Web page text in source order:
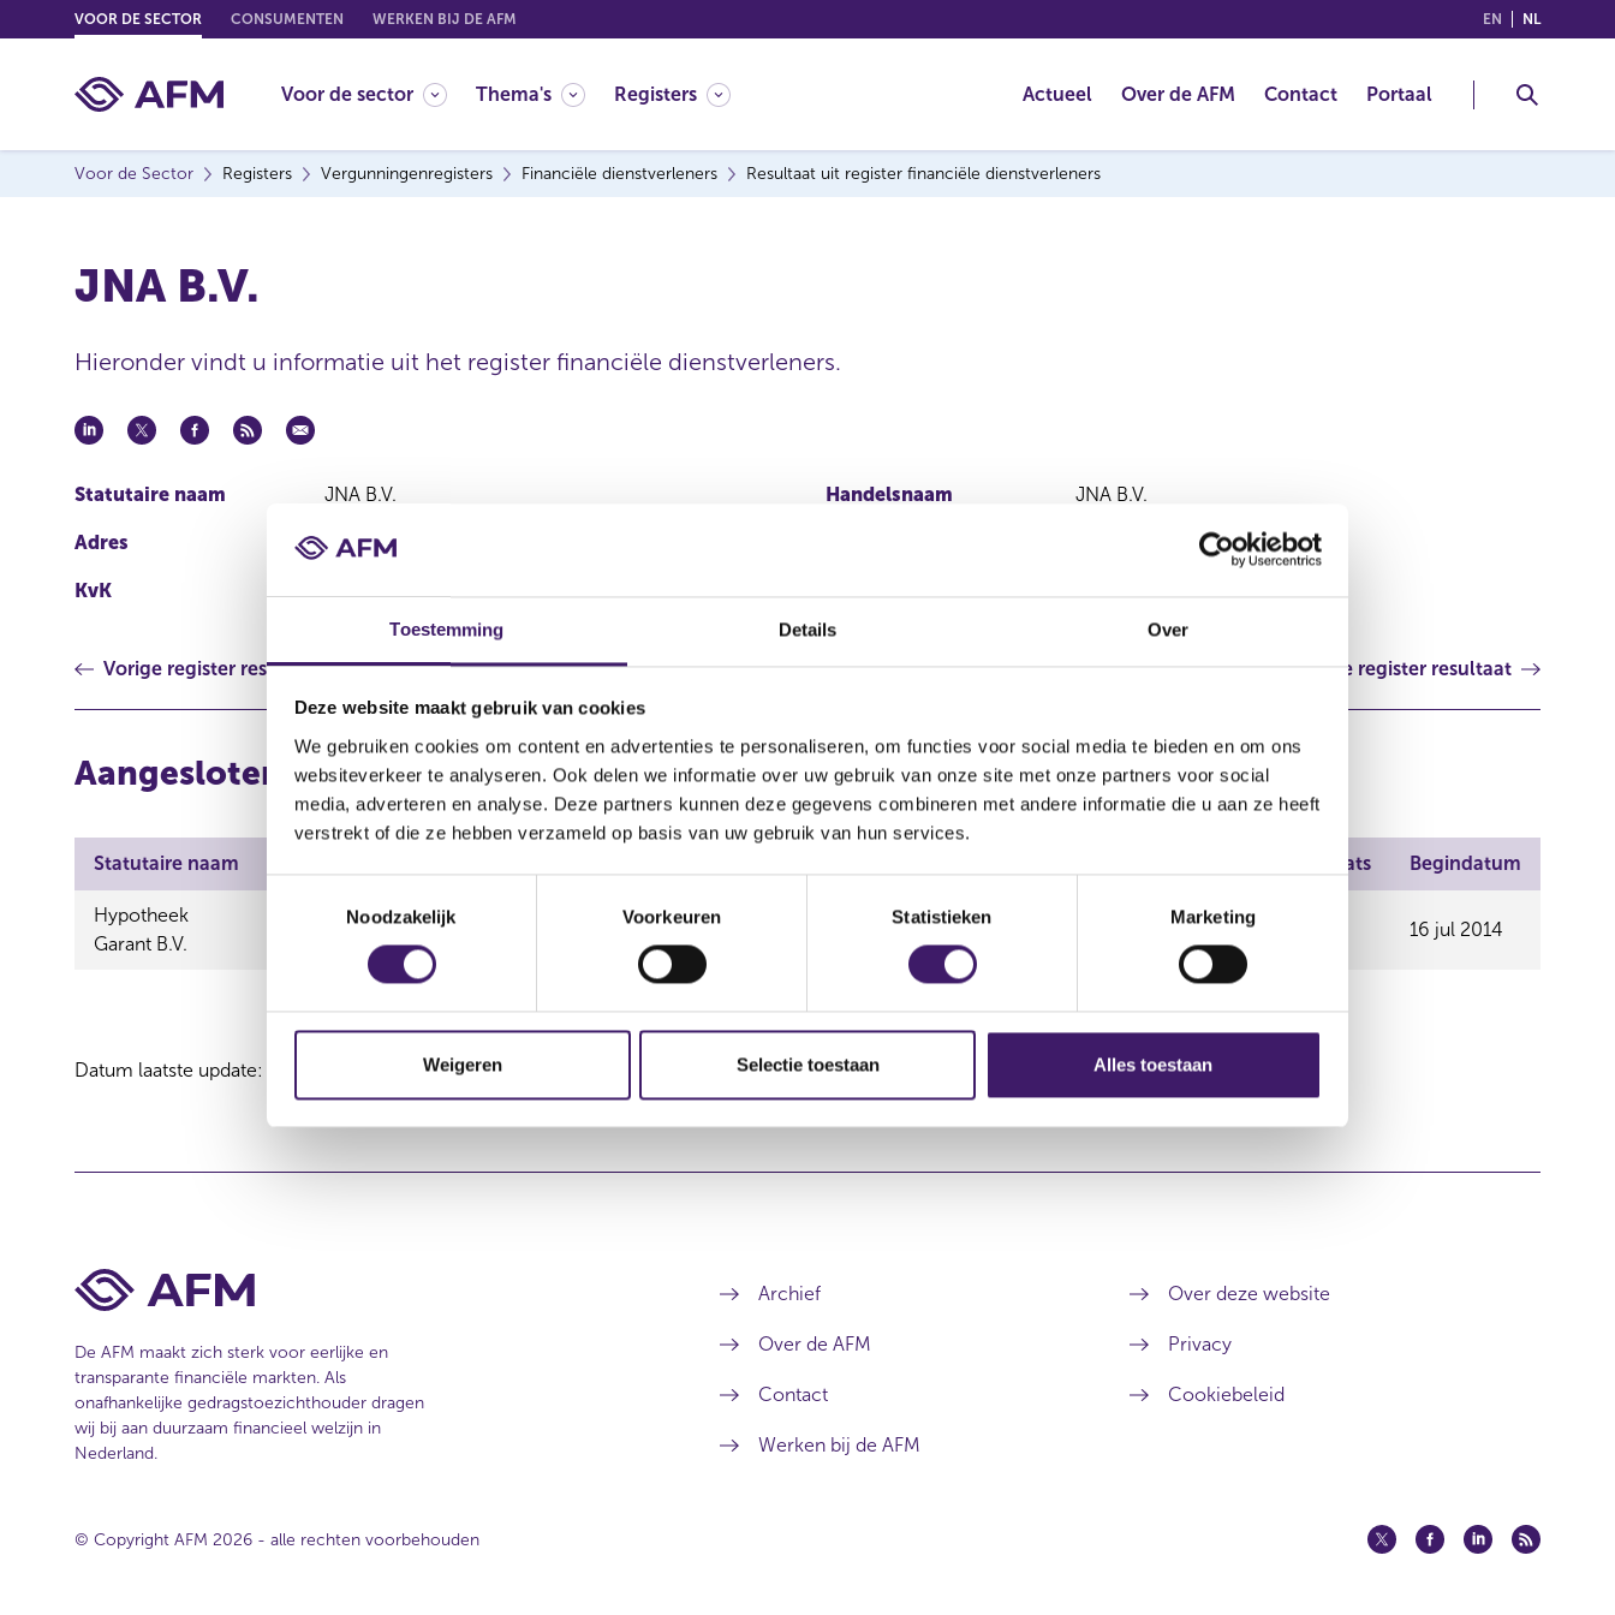
Toestemming Details Over
Deze website maakt gebruik van cookies
We gebruiken cookies om content en advertenties te personaliseren, om functies voor social media te bieden en om ons
websiteverkeer te analyseren. Ook delen we informatie over uw gebruik van onze site met onze partners voor social
media, adverteren en analyse. Deze partners kunnen deze gegevens combineren met andere informatie die u aan ze heeft
verstrekt of die ze hebben verzameld op basis van uw gebruik van hun services.
T
i
g
c
t
i
e
Noodzakelijk Voorkeuren Statistieken Marketing
Weigeren Selectie toestaan Alles toestaan
o
o
EN (ENGLISH)
NL
VOOR DE SECTOR CONSUMENTEN WERKEN BIJ DE AFM
Voor de sector Thema's Registers Actueel Over de AFM Contact Portaal
Voor de Sector Registers Vergunningenregisters Financiële dienstverleners Resultaat uit register financiële dienstverleners
JNA B.V.
Hieronder vindt u informatie uit het register financiële dienstverleners.
Statutaire naam JNA B.V. Handelsnaam JNA B.V.
Adres Hofstraat 69, 7001JD, Doetinchem
KvK 05064149
Vorige register resultaat Volgende register resultaat
Aangesloten instellingen via
Statutaire naam Plaats Begindatum
Hypotheek
Garant B.V.
Hypotheek Garant B.V.,Nicolasen advies,Nicolasen financieringen,Nicolasen hypotheken,Nicolasen
verzekeringen,Totaalgarant verzekeringen
16 jul 2014
Datum laatste update: 07 augustus 2026
Archief
Over de AFM
Contact
Werken bij de AFM
Over deze website
Privacy
Cookiebeleid
De AFM maakt zich sterk voor eerlijke en
transparante financiële markten. Als
onafhankelijke gedragstoezichthouder dragen
wij bij aan duurzaam financieel welzijn in
Nederland.
© Copyright AFM 2026 - alle rechten voorbehouden